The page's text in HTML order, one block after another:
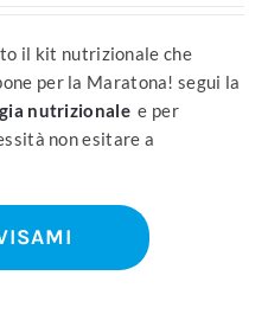
è:
€ 83,68.
il kit nutrizionale che
per la Maratona! segui la
nutrizionale e per
non esitare a